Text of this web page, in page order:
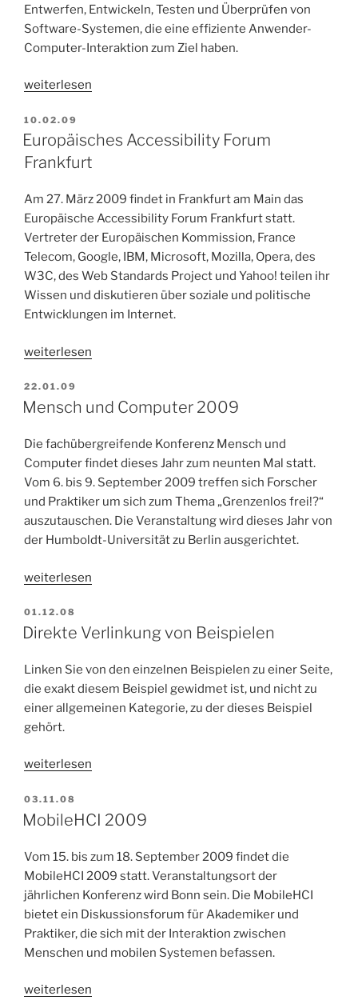
Entwerfen, Entwickeln, Testen und Überprüfen von
Software-Systemen, die eine effiziente Anwender-
Computer-Interaktion zum Ziel haben.
„Erster
Master-
Studiengang
an
Universität
Siegen“
weiterlesen
VERÖFFENTLICHT
AM
10.02.09
Europäisches Accessibility Forum
Frankfurt
Am 27. März 2009 findet in Frankfurt am Main das
Europäische Accessibility Forum Frankfurt statt.
Vertreter der Europäischen Kommission, France
Telecom, Google, IBM, Microsoft, Mozilla, Opera, des
W3C, des Web Standards Project und Yahoo! teilen ihr
Wissen und diskutieren über soziale und politische
Entwicklungen im Internet.
„Europäisches
Forum
Frankfurt“
weiterlesen
VERÖFFENTLICHT
AM
22.01.09
Mensch und Computer 2009
Die fachübergreifende Konferenz Mensch und
Computer findet dieses Jahr zum neunten Mal statt.
Vom 6. bis 9. September 2009 treffen sich Forscher
und Praktiker um sich zum Thema „Grenzenlos frei!?“
auszutauschen. Die Veranstaltung wird dieses Jahr von
der Humboldt-Universität zu Berlin ausgerichtet.
„Mensch
Computer
2009“
weiterlesen
VERÖFFENTLICHT
AM
01.12.08
Direkte Verlinkung von Beispielen
Linken Sie von den einzelnen Beispielen zu einer Seite,
die exakt diesem Beispiel gewidmet ist, und nicht zu
einer allgemeinen Kategorie, zu der dieses Beispiel
gehört.
„Direkte
von
Beispielen“
weiterlesen
VERÖFFENTLICHT
AM
03.11.08
MobileHCI 2009
Vom 15. bis zum 18. September 2009 findet die
MobileHCI 2009 statt. Veranstaltungsort der
jährlichen Konferenz wird Bonn sein. Die MobileHCI
bietet ein Diskussionsforum für Akademiker und
Praktiker, die sich mit der Interaktion zwischen
Menschen und mobilen Systemen befassen.
„MobileHCI
weiterlesen